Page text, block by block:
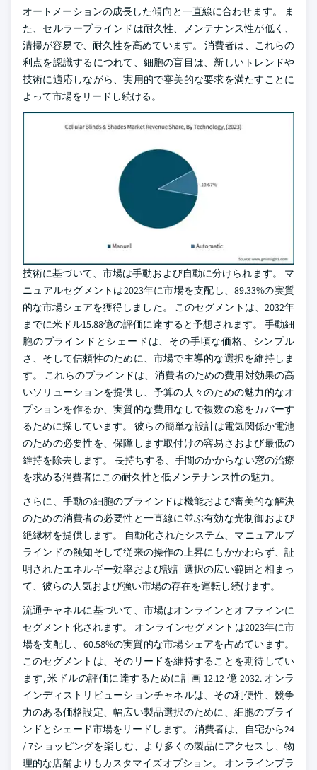
オートメーションの成長した傾向と一直線に合わせます。 ま
た、セルラーブラインドは耐久性、メンテナンス性が低く、
清掃が容易で、耐久性を高めています。 消費者は、これらの
利点を認識するにつれて、細胞の盲目は、新しいトレンドや
技術に適応しながら、実用的で審美的な要求を満たすことに
よって市場をリードし続ける。
技術に基づいて、市場は手動および自動に分けられます。 マ
ニュアルセグメントは2023年に市場を支配し、89.33%の実質
的な市場シェアを獲得しました。 このセグメントは、2032年
までに米ドル15.88億の評価に達すると予想されます。 手動細
胞のブラインドとシェードは、その手頃な価格、シンプル
さ、そして信頼性のために、市場で主導的な選択を維持しま
す。 これらのブラインドは、消費者のための費用対効果の高
いソリューションを提供し、予算の人々のための魅力的なオ
プションを作るか、実質的な費用なしで複数の窓をカバーす
るために探しています。 彼らの簡単な設計は電気関係か電池
のための必要性を、保障します取付けの容易さおよび最低の
維持を除去します。 長持ちする、手間のかからない窓の治療
を求める消費者にこの耐久性と低メンテナンス性の魅力。
さらに、手動の細胞のブラインドは機能および審美的な解決
のための消費者の必要性と一直線に並ぶ有効な光制御および
絶縁材を提供します。 自動化されたシステム、マニュアルブ
ラインドの蝕知そして従来の操作の上昇にもかかわらず、証
明されたエネルギー効率および設計選択の広い範囲と相まっ
て、彼らの人気および強い市場の存在を運転し続けます。
流通チャネルに基づいて、市場はオンラインとオフラインに
セグメント化されます。 オンラインセグメントは2023年に市
場を支配し、60.58%の実質的な市場シェアを占めています。
このセグメントは、そのリードを維持することを期待してい
ます, 米ドルの評価に達するために計画 12.12 億 2032. オンラ
インディストリビューションチャネルは、その利便性、競争
力のある価格設定、幅広い製品選択のために、細胞のブライ
ンドとシェード市場をリードします。 消費者は、自宅から24
/ 7ショッピングを楽しむ、より多くの製品にアクセスし、物
理的な店舗よりもカスタマイズオプション。 オンラインプラ